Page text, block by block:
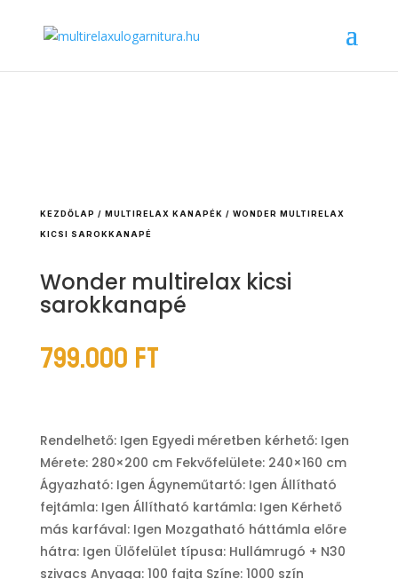
KEZDŐLAP / MULTIRELAX KANAPÉK / WONDER MULTIRELAX
KICSI SAROKKANAPÉ
Wonder multirelax kicsi
sarokkanapé
799.000Ft
Rendelhető: Igen Egyedi méretben kérhető: Igen
Mérete: 280×200 cm Fekvőfelülete: 240×160 cm
Ágyazható: Igen Ágyneműtartó: Igen Állítható
fejtámla: Igen Állítható kartámla: Igen Kérhető
más karfával: Igen Mozgatható háttámla előre
hátra: Igen Ülőfelület típusa: Hullámrugó + N30
szivacs Anyaga: 100 fajta Színe: 1000 szín